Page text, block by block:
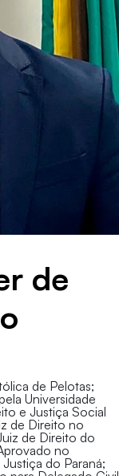
de
de Pelotas;
Universidade
e Justiça Social
de Direito no
de Direito do
no
do Paraná;